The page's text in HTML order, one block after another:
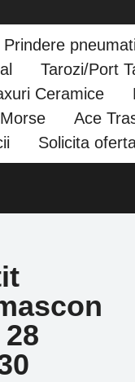
Prindere
Tarozi/Port
Ceramice
Ace
Solicita